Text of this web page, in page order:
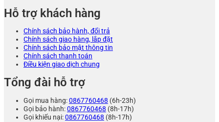
Hỗ trợ khách hàng
Chính sách bảo hành, đổi trả
Chính sách giao hàng, lắp đặt
Chính sách bảo mật thông tin
Chính sách thanh toán
Điều kiện giao dịch chung
Tổng đài hỗ trợ
Gọi mua hàng:0867760468 (6h-23h)
Gọi bảo hành:0867760468 (8h-17h)
Gọi khiếu nại:0867760468 (8h-17h)